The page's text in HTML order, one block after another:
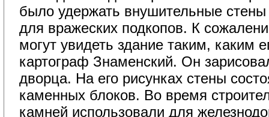
было удержать внушительные
для вражеских подкопов. К
могут увидеть здание таким, каким
картограф Знаменский. Он
дворца. На его рисунках стены
каменных блоков. Во время
камней использовали для